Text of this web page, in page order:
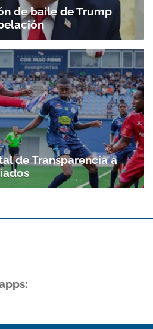
a nuestro boletín.
ACEPTAR
de baile de Trump
de Transparencia a